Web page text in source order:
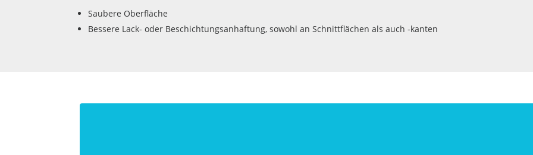
Saubere Oberfläche
Bessere Lack- oder Beschichtungsanhaftung, sowohl an Schnittflächen als auch -kanten